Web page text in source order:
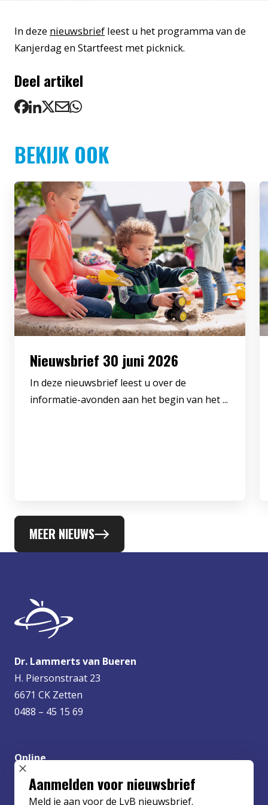
In deze nieuwsbrief leest u het programma van de
Kanjerdag en Startfeest met picknick.
Deel artikel
BEKIJK OOK
Nieuwsbrief 30 juni 2026
In deze nieuwsbrief leest u over de
informatie-avonden aan het begin van het ...
MEER NIEUWS
Dr. Lammerts van Bueren
H. Piersonstraat 23
6671 CK Zetten
0488 – 45 15 69
Online
info@lvbueren.nl
SLUIT POPUP
Aanmelden voor nieuwsbrief
Meld je aan voor de LvB nieuwsbrief.